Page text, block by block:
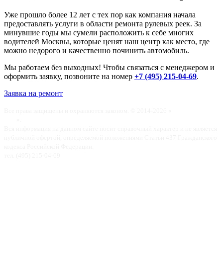
Уже прошло более 12 лет с тех пор как компания начала
предоставлять услуги в области ремонта рулевых реек. За
минувшие годы мы сумели расположить к себе многих
водителей Москвы, которые ценят наш центр как место, где
можно недорого и качественно починить автомобиль.
Мы работаем без выходных! Чтобы связаться с менеджером и
оформить заявку, позвоните на номер +7 (495) 215-04-69.
Заявка на ремонт